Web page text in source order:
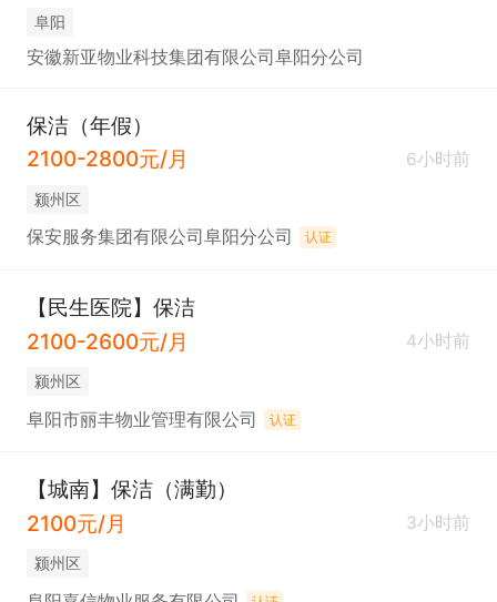
阜阳
安徽新亚物业科技集团有限公司阜阳分公司
保洁（年假）
2100-2800元/月
6小时前
颍州区
保安服务集团有限公司阜阳分公司 认证
【民生医院】保洁
2100-2600元/月
4小时前
颍州区
阜阳市丽丰物业管理有限公司 认证
【城南】保洁（满勤）
2100元/月
3小时前
颍州区